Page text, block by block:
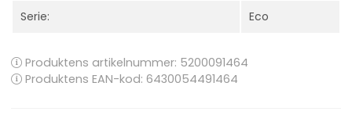
Serie: Eco
Produktens artikelnummer: 5200091464
Produktens EAN-kod: 6430054491464